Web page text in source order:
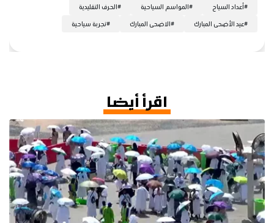
#أعداد السياح #المواسم السياحية #الحرف التقليدية
#عيد الأضحى المبارك #الاضحى المبارك #تجربة سياحية
اقرأ أيضا